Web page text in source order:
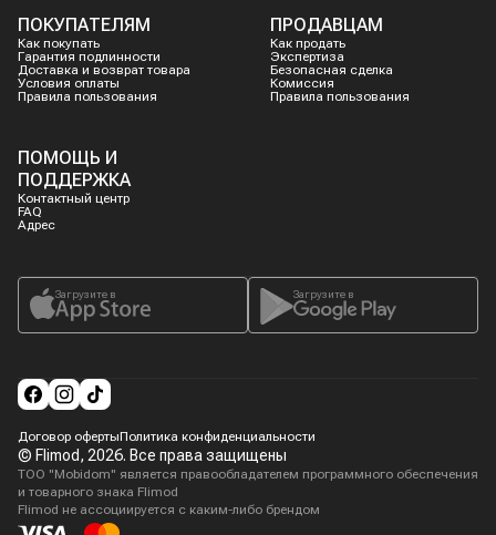
ПОКУПАТЕЛЯМ
Как покупать
Гарантия подлинности
Доставка и возврат товара
Условия оплаты
Правила пользования
ПРОДАВЦАМ
Как продать
Экспертиза
Безопасная сделка
Комиссия
Правила пользования
ПОМОЩЬ И
ПОДДЕРЖКА
Контактный центр
FAQ
Адрес
Загрузите в Загрузите в
Договор офертыПолитика конфиденциальности
© Flimod, 2026. Все права защищены
ТОО "Mobidom" является правообладателем программного обеспечения
и товарного знака Flimod
Flimod не ассоциируется с каким-либо брендом